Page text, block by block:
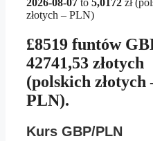
2026-08-07 to 5,0172 zł
złotych – PLN)
£8519 funtów
42741,53 złotych
(polskich złotych
PLN).
Kurs GBP/PLN